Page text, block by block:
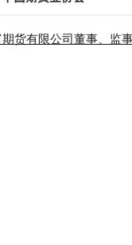
货有限公司董事、监